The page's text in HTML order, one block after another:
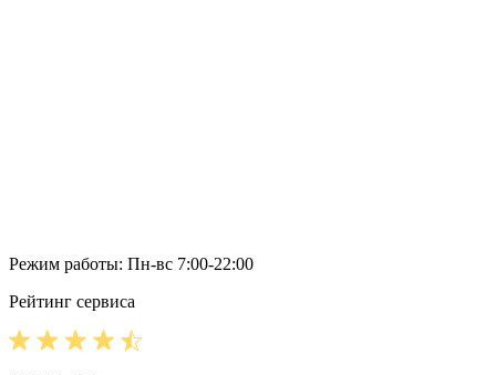
Режим работы: Пн-вс 7:00-22:00
Рейтинг сервиса